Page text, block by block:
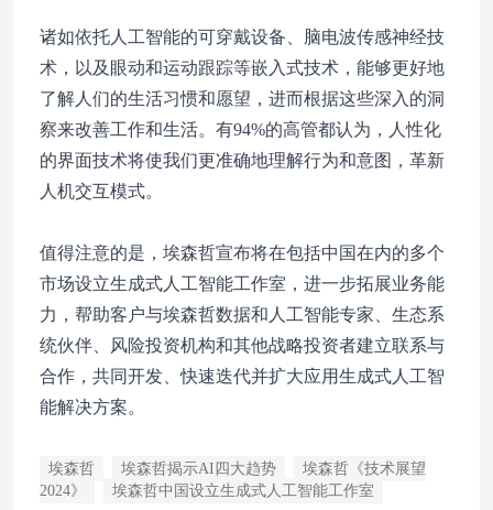
诸如依托人工智能的可穿戴设备、脑电波传感神经技
术，以及眼动和运动跟踪等嵌入式技术 ，能够更好地
了解人们的生活习惯和愿望，进而根据这些深入的洞
察来改善工作和生活。有94%的高管都认为，人性化
的界面技术将使我们更准确地理解行为和意图，革新
人机交互模式。
值得注意的是，埃森哲宣布将在包括中国在内的多个
市场设立生成式人工智能工作室，进一步拓展业务能
力，帮助客户与埃森哲数据和人工智能专家、生态系
统伙伴、风险投资机构和其他战略投资者建立联系与
合作，共同开发、快速迭代并扩大应用生成式人工智
能解决方案。
埃森哲 埃森哲揭示AI四大趋势
埃森哲《技术展望
2024》
埃森哲中国设立生成式人工智能工作室